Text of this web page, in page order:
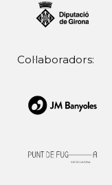
Col·laboradors: